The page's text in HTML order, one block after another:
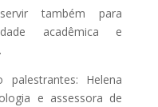
também para
acadêmica e
Helena
e assessora de